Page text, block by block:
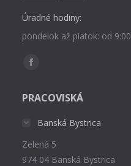
Úradné hodiny:
pondelok až piatok: od
Find us on:
Facebook
opens
window
PRACOVISKÁ
Banská Bystrica
Zelená 5
974 04 Banská Bystrica